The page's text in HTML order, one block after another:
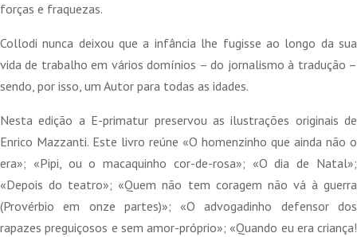
forças e fraquezas.
Collodi nunca deixou que a infância lhe fugisse ao longo da sua
vida de trabalho em vários domínios – do jornalismo à tradução –
sendo, por isso, um Autor para todas as idades.
Nesta edição a E-primatur preservou as ilustrações originais de
Enrico Mazzanti. Este livro reúne «O homenzinho que ainda não o
era»; «Pipi, ou o macaquinho cor-de-rosa»; «O dia de Natal»;
«Depois do teatro»; «Quem não tem coragem não vá à guerra
(Provérbio em onze partes)»; «O advogadinho defensor dos
rapazes preguiçosos e sem amor-próprio»; «Quando eu era criança!